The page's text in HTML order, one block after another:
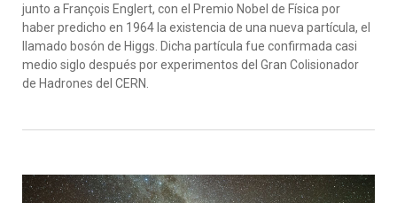
junto a François Englert, con el Premio Nobel de Física por
haber predicho en 1964 la existencia de una nueva partícula, el
llamado bosón de Higgs. Dicha partícula fue confirmada casi
medio siglo después por experimentos del Gran Colisionador
de Hadrones del CERN.